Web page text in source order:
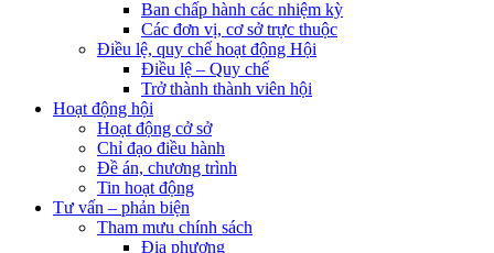
Ban chấp hành các nhiệm kỳ
Các đơn vị, cơ sở trực thuộc
Điều lệ, quy chế hoạt động Hội
Điều lệ – Quy chế
Trở thành thành viên hội
Hoạt động hội
Hoạt động cở sở
Chỉ đạo điều hành
Đề án, chương trình
Tin hoạt động
Tư vấn – phản biện
Tham mưu chính sách
Địa phương